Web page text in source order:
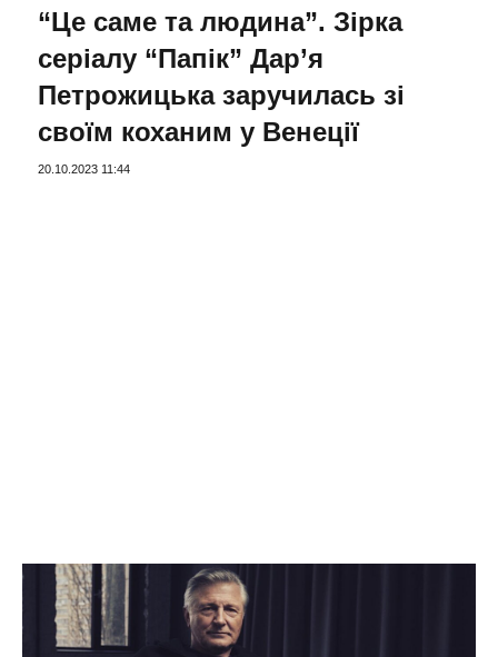
“Це саме та людина”. Зірка
серіалу “Папік” Дар’я
Петрожицька заручилась зі
своїм коханим у Венеції
20.10.2023 11:44